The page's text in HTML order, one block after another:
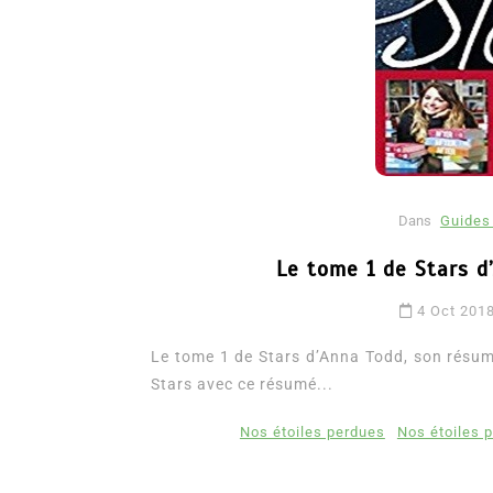
Dans
Le tome 1 de Stars
4 Oct 2018
Le tome 1 de Stars d’Anna Todd, son
Stars avec ce résumé...
Nos étoiles perdues Nos étoiles
Romance
Romances – l’actualité :
2026
6 Juil 2026
littérature sentimentale romance